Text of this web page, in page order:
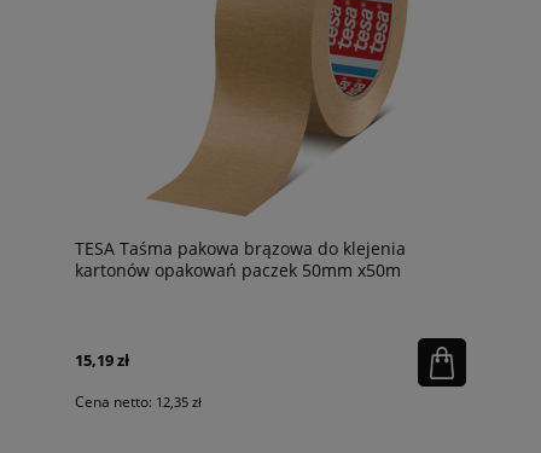
TESA Taśma pakowa brązowa do klejenia
kartonów opakowań paczek 50mm x50m
15,19 zł
Cena netto: 12,35 zł